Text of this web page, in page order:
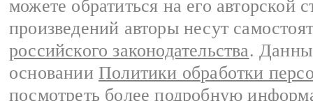
можете обратиться на его авторской
произведений авторы несут
российского законодательства.
основании Политики обработки
посмотреть более подробную